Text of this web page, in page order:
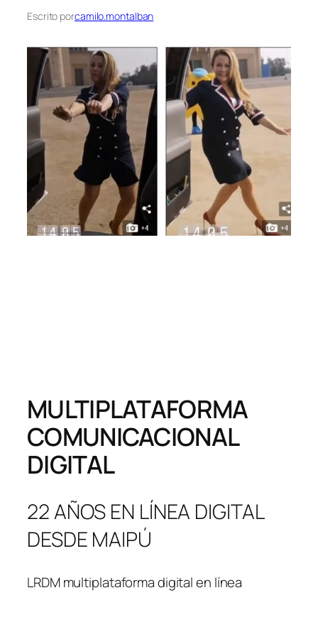
Escrito porcamilo.montalban
MULTIPLATAFORMA
COMUNICACIONAL
DIGITAL
22 AÑOS EN LÍNEA DIGITAL
DESDE MAIPÚ
LRDM multiplataforma digital en línea